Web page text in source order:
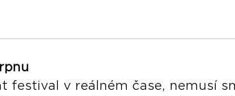
festival v reálném čase, nemusí